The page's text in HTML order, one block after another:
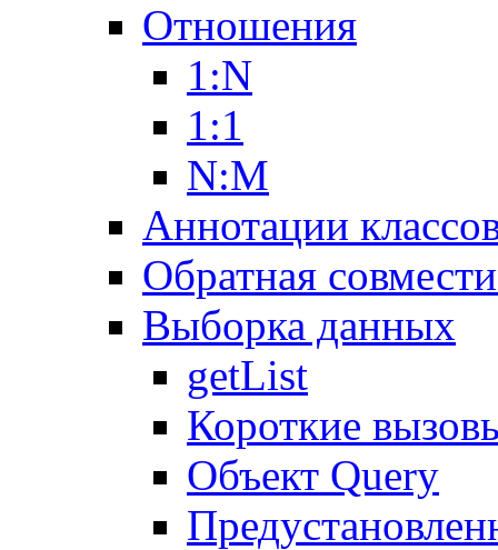
Отношения
1:N
1:1
N:M
Аннотации
Обратная
Выборка данных
getList
Короткие
Объект Query